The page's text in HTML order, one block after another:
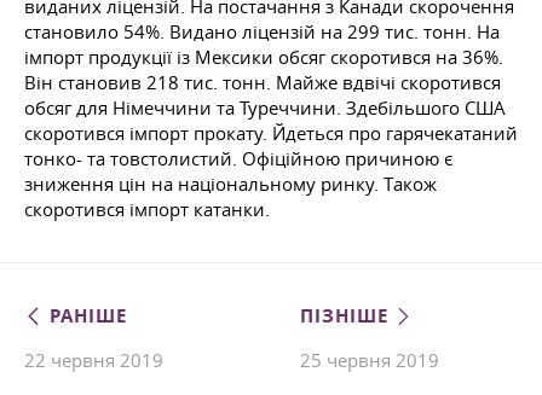
виданих ліцензій. На постачання з Канади скорочення
становило 54%. Видано ліцензій на 299 тис. тонн. На
імпорт продукції із Мексики обсяг скоротився на 36%.
Він становив 218 тис. тонн. Майже вдвічі скоротився
обсяг для Німеччини та Туреччини. Здебільшого США
скоротився імпорт прокату. Йдеться про гарячекатаний
тонко- та товстолистий. Офіційною причиною є
зниження цін на національному ринку. Також
скоротився імпорт катанки.
РАНІШЕ
22 червня 2019
ПІЗНІШЕ
25 червня 2019